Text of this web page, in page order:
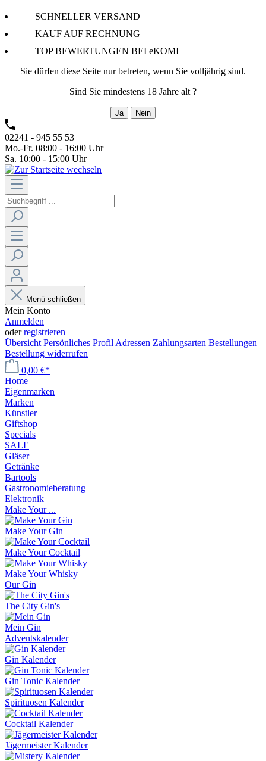
SCHNELLER VERSAND
KAUF AUF RECHNUNG
TOP BEWERTUNGEN BEI eKOMI
Sie dürfen diese Seite nur betreten, wenn Sie volljährig sind.
Sind Sie mindestens 18 Jahre alt ?
Ja Nein
02241 - 945 55 53
Mo.-Fr. 08:00 - 16:00 Uhr
Sa. 10:00 - 15:00 Uhr
Menü schließen
Mein Konto
Anmelden
oderregistrieren
Übersicht Persönliches Profil Adressen Zahlungsarten Bestellungen
Bestellung widerrufen
0,00 €*
Home
Eigenmarken
Marken
Künstler
Giftshop
Specials
SALE
Gläser
Getränke
Bartools
Gastronomieberatung
Elektronik
Make Your ...
Make Your Gin
Make Your Cocktail
Make Your Whisky
Our Gin
The City Gin's
Mein Gin
Adventskalender
Gin Kalender
Gin Tonic Kalender
Spirituosen Kalender
Cocktail Kalender
Jägermeister Kalender